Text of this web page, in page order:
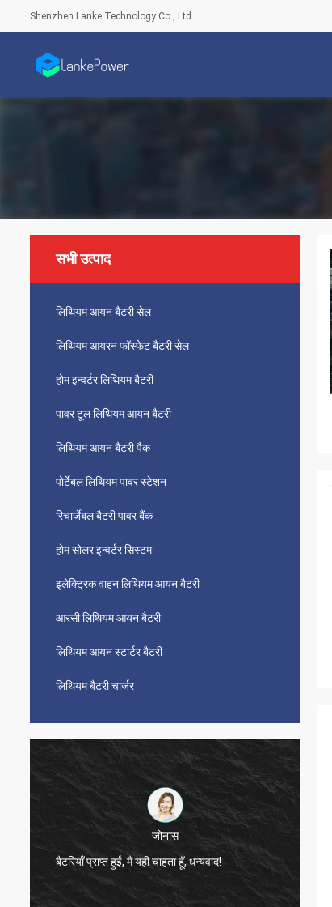
Shenzhen Lanke Technology Co., Ltd.
सभी उत्पाद
लिथियम आयन बैटरी सेल
लिथियम आयरन फॉस्फेट बैटरी सेल
होम इन्वर्टर लिथियम बैटरी
पावर टूल लिथियम आयन बैटरी
लिथियम आयन बैटरी पैक
पोर्टेबल लिथियम पावर स्टेशन
रिचार्जेबल बैटरी पावर बैंक
होम सोलर इन्वर्टर सिस्टम
इलेक्ट्रिक वाहन लिथियम आयन बैटरी
आरसी लिथियम आयन बैटरी
लिथियम आयन स्टार्टर बैटरी
लिथियम बैटरी चार्जर
जोनास
बैटरियाँ प्राप्त हुईं, मैं यही चाहता हूँ, धन्यवाद!